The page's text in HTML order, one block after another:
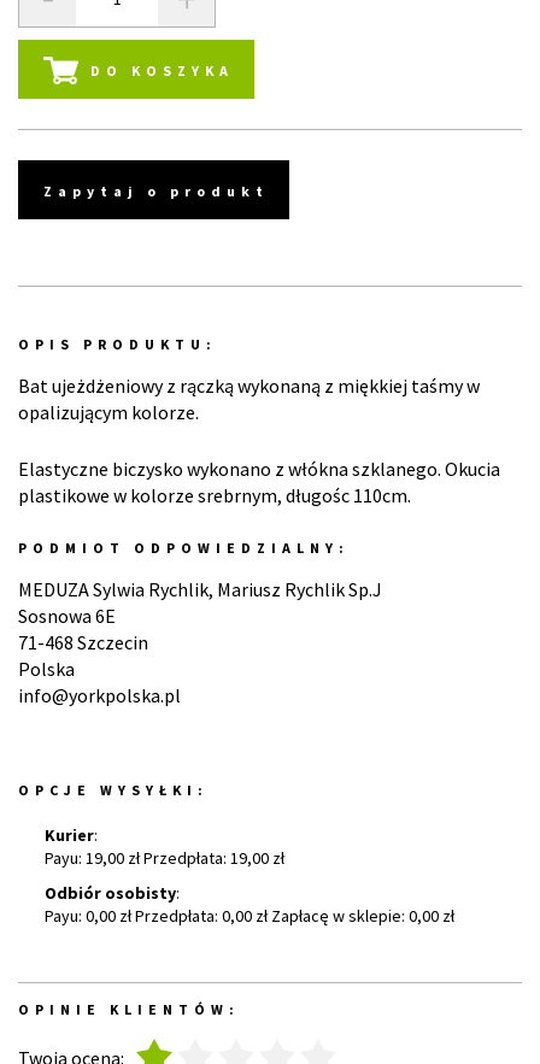
DO KOSZYKA
Zapytaj o produkt
OPIS PRODUKTU:
Bat ujeżdżeniowy z rączką wykonaną z miękkiej taśmy w
opalizującym kolorze.
Elastyczne biczysko wykonano z włókna szklanego. Okucia
plastikowe w kolorze srebrnym, długośc 110cm.
PODMIOT ODPOWIEDZIALNY:
MEDUZA Sylwia Rychlik, Mariusz Rychlik Sp.J
Sosnowa 6E
71-468 Szczecin
Polska
info@yorkpolska.pl
OPCJE WYSYŁKI:
Kurier:
Payu: 19,00 zł Przedpłata: 19,00 zł
Odbiór osobisty:
Payu: 0,00 zł Przedpłata: 0,00 zł Zapłacę w sklepie: 0,00 zł
OPINIE KLIENTÓW:
Twoja ocena: